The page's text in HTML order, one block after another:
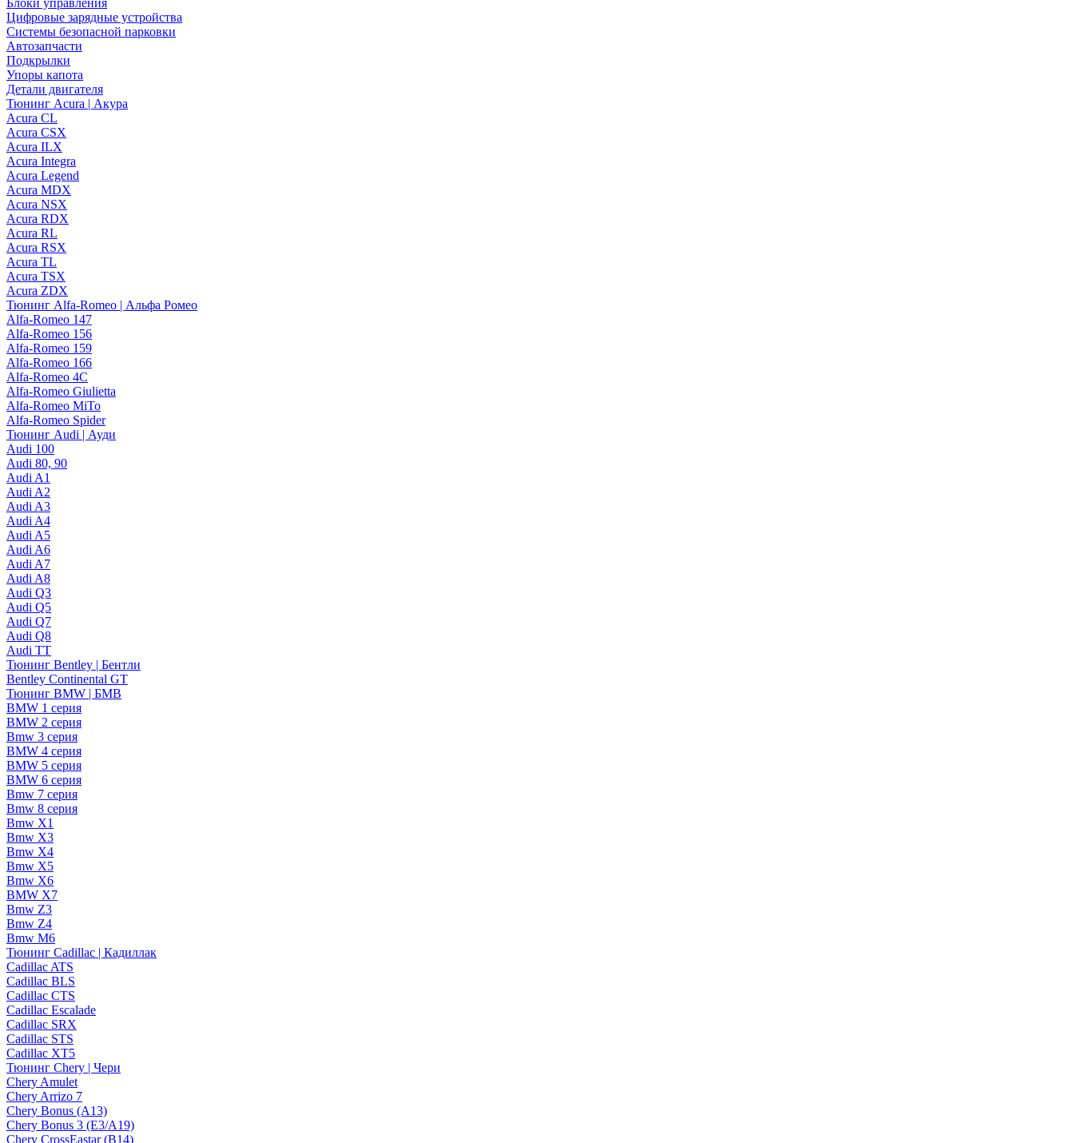
Блоки управления
Цифровые зарядные устройства
Системы безопасной парковки
Автозапчасти
Подкрылки
Упоры капота
Детали двигателя
Тюнинг Acura | Акура
Acura CL
Acura CSX
Acura ILX
Acura Integra
Acura Legend
Acura MDX
Acura NSX
Acura RDX
Acura RL
Acura RSX
Acura TL
Acura TSX
Acura ZDX
Тюнинг Alfa-Romeo | Альфа Ромео
Alfa-Romeo 147
Alfa-Romeo 156
Alfa-Romeo 159
Alfa-Romeo 166
Alfa-Romeo 4C
Alfa-Romeo Giulietta
Alfa-Romeo MiTo
Alfa-Romeo Spider
Тюнинг Audi | Ауди
Audi 100
Audi 80, 90
Audi A1
Audi A2
Audi A3
Audi A4
Audi A5
Audi A6
Audi A7
Audi A8
Audi Q3
Audi Q5
Audi Q7
Audi Q8
Audi TT
Тюнинг Bentley | Бентли
Bentley Continental GT
Тюнинг BMW | БМВ
BMW 1 серия
BMW 2 серия
Bmw 3 серия
BMW 4 серия
BMW 5 серия
BMW 6 серия
Bmw 7 серия
Bmw 8 серия
Bmw X1
Bmw X3
Bmw X4
Bmw X5
Bmw X6
BMW X7
Bmw Z3
Bmw Z4
Bmw М6
Тюнинг Cadillac | Кадиллак
Cadillac ATS
Cadillac BLS
Cadillac CTS
Cadillac Escalade
Cadillac SRX
Cadillac STS
Cadillac XT5
Тюнинг Chery | Чери
Chery Amulet
Chery Arrizo 7
Chery Bonus (A13)
Chery Bonus 3 (E3/A19)
Chery CrossEastar (B14)